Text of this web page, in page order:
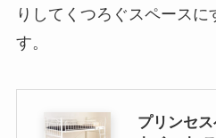
りしてくつろぐスペース
す。
プリンセ